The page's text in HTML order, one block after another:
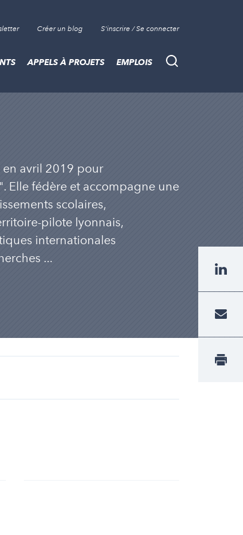
Créer un blog S'inscrire / Se connecter
Recherche
APPELS À PROJETS EMPLOIS
avril 2019 pour
Elle fédère et accompagne une
scolaires,
pilote lyonnais,
internationales
...